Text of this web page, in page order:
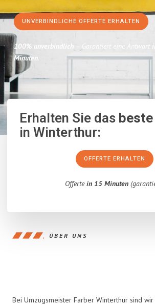
UNVERBINDLICHE OFFERTE ERHALTEN
100% unverbindlich – Garantiert eine Antwort
Minuten.
Erhalten Sie das
in Winterthur:
OFFERTE ERHALTEN
Offertein 15 Minuten
ÜBER UNS
Bei Umzugsmeister Farber Winterthur sind